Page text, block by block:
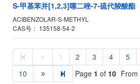
S-甲基苯并[1,2,3]噻二唑-7-硫代羧酸酯
ACIBENZOLAR-S-METHYL
CAS号： 135158-54-2
1 2 3 4 5
10
Page 1 of 10 From